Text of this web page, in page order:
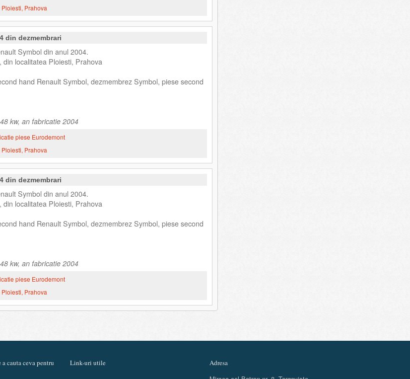
Prahova
din dezmembrari
Symbol din anul 2004.
din localitatea Ploiesti, Prahova
hand Renault Symbol, dezmembrez Symbol, piese second
kw, an fabricatie 2004
piese Eurodemont
Prahova
din dezmembrari
Symbol din anul 2004.
din localitatea Ploiesti, Prahova
hand Renault Symbol, dezmembrez Symbol, piese second
kw, an fabricatie 2004
piese Eurodemont
Prahova
cauta ceva pentru
Link-uri utile Adresa